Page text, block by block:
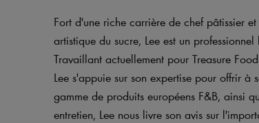
Fort d'une riche carrière de chef pâtissier
artistique du sucre, Lee est un
Travaillant actuellement pour Treasure
Lee s'appuie sur son expertise pour offrir
gamme de produits européens F&B, ainsi
entretien, Lee nous livre son avis sur